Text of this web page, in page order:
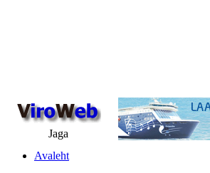
Jaga
Avaleht